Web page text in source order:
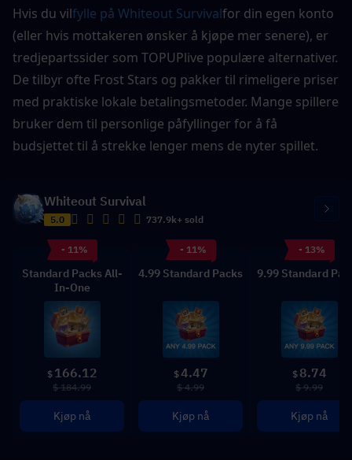
Hvis du vilfylle på Whiteout Survivalfor din egen konto
(eller hvis mottakeren ønsker å kjøpe mer senere), er
tredjepartssider som TOPUPlive populære alternativer.
De tilbyr ofte Frost Stars og pakker til rimeligere priser
med praktiske lokale betalingsmetoder. Mange spillere
bruker dem til personlige påfyllinger for å få
budsjettet til å strekke lenger mens de nyter spillet.
Whiteout Survival
5.0 737.9k+ sold
- 11%
Standard Packs All-
In-One
$ 166.12
$ 184.99
Kjøp nå
- 11%
4.99 Standard Packs
$4.47
$ 4.99
Kjøp nå
- 13%
9.99 Standard
$ 8.74
$ 9.99
Kjøp nå